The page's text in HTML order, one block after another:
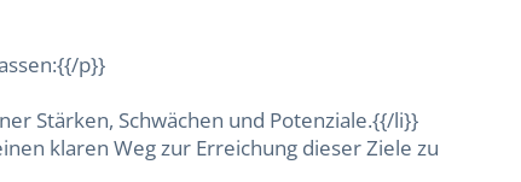
p}}
Stärken, Schwächen und Potenziale.{{/li}}
klaren Weg zur Erreichung dieser Ziele zu